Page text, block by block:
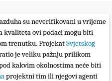
su neverifikovani u vrijeme
kvaliteta ovi podaci mogu biti
trenutku. ProjekatSvjetskog
je veliku pažnju prilikom
kakvim okolnostima neće biti
projektni tim ili njegovi agenti